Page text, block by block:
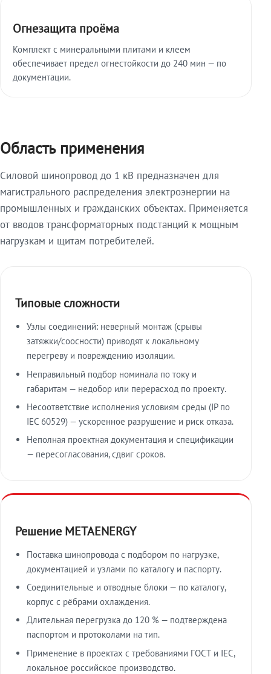
Огнезащита проёма
Комплект с минеральными плитами и клеем
обеспечивает предел огнестойкости до 240 мин — по
документации.
Область применения
Силовой шинопровод до 1 кВ предназначен для
магистрального распределения электроэнергии на
промышленных и гражданских объектах. Применяется
от вводов трансформаторных подстанций к мощным
нагрузкам и щитам потребителей.
Типовые сложности
Узлы соединений: неверный монтаж (срывы
затяжки/соосности) приводят к локальному
перегреву и повреждению изоляции.
Неправильный подбор номинала по току и
габаритам — недобор или перерасход по проекту.
Несоответствие исполнения условиям среды (IP по
IEC 60529) — ускоренное разрушение и риск отказа.
Неполная проектная документация и спецификации
— пересогласования, сдвиг сроков.
Решение METAENERGY
Поставка шинопровода с подбором по нагрузке,
документацией и узлами по каталогу и паспорту.
Соединительные и отводные блоки — по каталогу,
корпус с рёбрами охлаждения.
Длительная перегрузка до 120 % — подтверждена
паспортом и протоколами на тип.
Применение в проектах с требованиями ГОСТ и IEC,
локальное российское производство.